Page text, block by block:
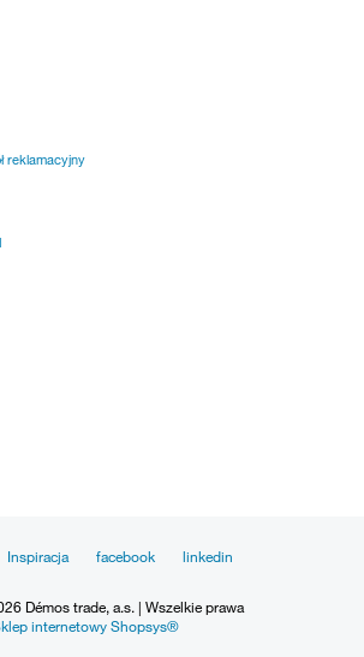
reklamacyjny
Inspiracja facebook
linkedin
Démos trade, a.s. | Wszelkie prawa
internetowy Shopsys®